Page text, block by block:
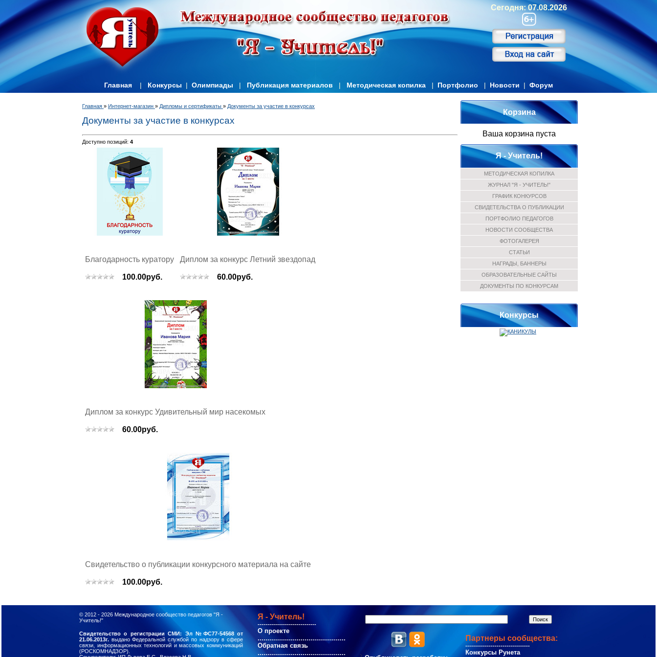
Сегодня: 07.08.2026
Главная | Конкурсы | Олимпиады | Публикация материалов | Методическая копилка | Портфолио | Новости | Форум
Главная » Интернет-магазин » Дипломы и сертификаты » Документы за участие в конкурсах
Документы за участие в конкурсах
Доступно позиций: 4
Благодарность куратору
100.00руб.
Диплом за конкурс Летний звездопад
60.00руб.
Диплом за конкурс Удивительный мир насекомых
60.00руб.
Свидетельство о публикации конкурсного материала на сайте
100.00руб.
Корзина
Ваша корзина пуста
Я - Учитель!
МЕТОДИЧЕСКАЯ КОПИЛКА
ЖУРНАЛ "Я - УЧИТЕЛЬ!"
ГРАФИК КОНКУРСОВ
СВИДЕТЕЛЬСТВА О ПУБЛИКАЦИИ
ПОРТФОЛИО ПЕДАГОГОВ
НОВОСТИ СООБЩЕСТВА
ФОТОГАЛЕРЕЯ
СТАТЬИ
НАГРАДЫ, БАННЕРЫ
ОБРАЗОВАТЕЛЬНЫЕ САЙТЫ
ДОКУМЕНТЫ ПО КОНКУРСАМ
Конкурсы
© 2012 - 2026 Международное сообщество педагогов "Я -
Учитель!"
Я - Учитель!
------------------------------
О проекте
.............................................
Обратная связь
.............................................
Свидетельство о регистрации СМИ: Эл №ФС77-54568 от
21.06.2013г. выдано Федеральной службой по надзору в сфере
связи, информационных технологий и массовых коммуникаций
(РОСКОМНАДЗОР).
Партнеры сообщества:
---------------------------------
Конкурсы Рунета